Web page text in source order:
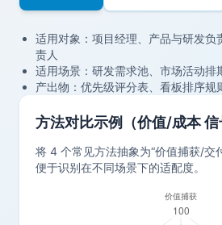
适用对象：项目经理、产品与研发负
责人
适用场景：研发需求池、市场活动排
产出物：优先级评分表、看板排序规
方法对比示例（价值/成本 信
将 4 个常见方法抽象为“价值捕获/交
便于识别在不同场景下的适配度。